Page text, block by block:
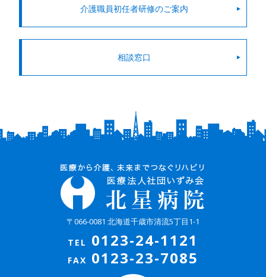
介護職員初任者研修のご案内
相談窓口
〒066-0081 北海道千歳市清流5丁目1-1
TEL 0123-24-1121
FAX 0123-23-7085